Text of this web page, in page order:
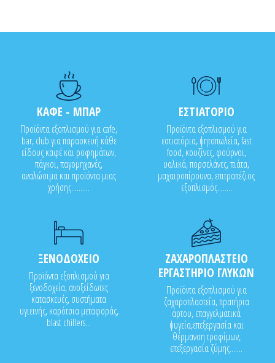
ΚΑΦΕ - ΜΠΑΡ
Προϊόντα εξοπλισμού για cafe,
bar, club για παρασκευή κάθε
είδους καφέ και ροφημάτων,
πάγκοι, παγομηχανές,
αναλώσιμα και προϊόντα μιας
χρήσης..........
ΕΣΤΙΑΤΟΡΙΟ
Προϊόντα εξοπλισμού για
εστιατόρια, ψητοπωλεία, fast
food, κουζίνες, φούρνοι,
υαλικά, πορσελάνες, πιάτα,
μαχαιροπίρουνα, επιτραπέζιος
εξοπλισμός........
ΞΕΝΟΔΟΧΕΙΟ
Προϊόντα εξοπλισμού για
ξενοδοχεία, ανοξείδωτες
κατασκευές, συστήματα
υγιεινής, καρότσια μεταφοράς,
blast chillers...
ΖΑΧΑΡΟΠΛΑΣΤΕΙΟ
ΕΡΓΑΣΤΗΡΙΟ ΓΛΥΚΩΝ
Προϊόντα εξοπλισμού για
ζαχαροπλαστεία, πρατήρια
άρτου, επαγγελματικά
ψυγεία,επεξεργασία και
θέρμανση τροφίμων,
επεξεργασία ζύμης.......